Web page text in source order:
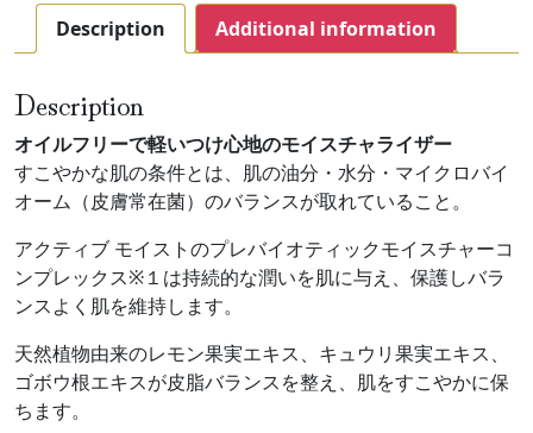
Description Additional information
Description
オイルフリーで軽いつけ心地のモイスチャライザー
すこやかな肌の条件とは、肌の油分・水分・マイクロバイ
オーム（皮膚常在菌）のバランスが取れていること。
アクティブ モイストのプレバイオティックモイスチャーコ
ンプレックス※１は持続的な潤いを肌に与え、保護しバラ
ンスよく肌を維持します。
天然植物由来のレモン果実エキス、キュウリ果実エキス、
ゴボウ根エキスが皮脂バランスを整え、肌をすこやかに保
ちます。